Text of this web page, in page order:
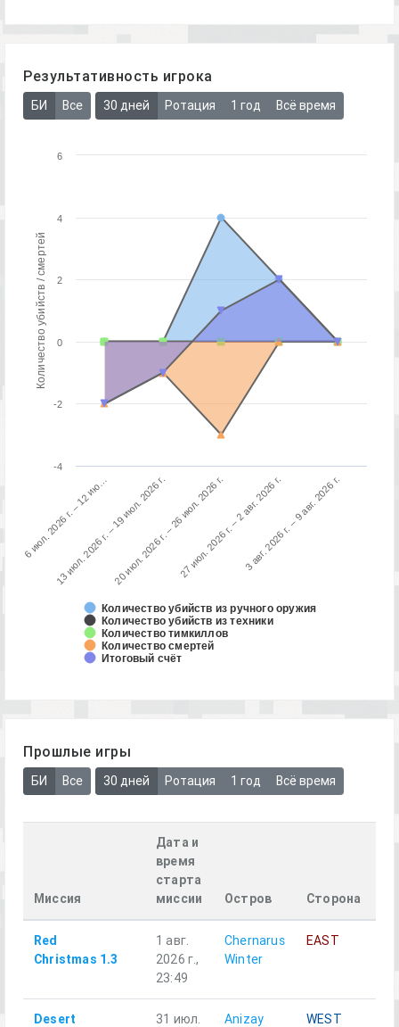
Результативность игрока
БИ Все 30 дней Ротация 1 год Всё время
Количество убийств / смертей
Количество убийств из ручного оружия
Количество убийств из техники
Количество тимкиллов
Количество смертей
Итоговый счёт
6 июл. 2026 г. – 12 ию…
13 июл. 2026 г. – 19 июл. 2026 г.20 июл. 2026 г. – 26 июл. 2026 г.27 июл. 2026 г. – 2 авг. 2026 г.3 авг. 2026 г. – 9 авг. 2026 г.
-4
-2
0
2
4
6
Прошлые игры
БИ Все 30 дней Ротация 1 год Всё время
Миссия
Дата и
время
старта
миссии
Остров Сторона
Red
Christmas 1.3
1 авг.
2026 г.,
23:49
Chernarus
Winter
EAST
Desert
31 июл.
Anizay WEST